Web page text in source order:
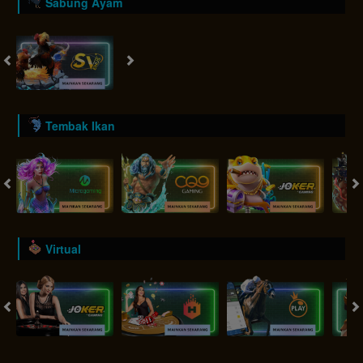
Tembak Ikan
Virtual